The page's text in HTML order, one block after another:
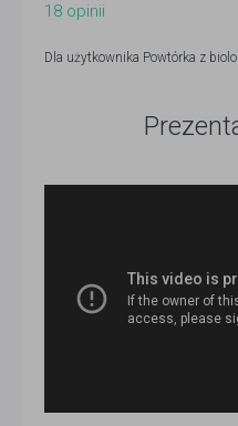
18 opinii
Dla użytkownika Powtórka z